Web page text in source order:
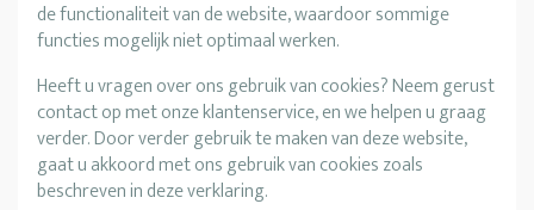
de functionaliteit van de website, waardoor sommige
functies mogelijk niet optimaal werken.
Heeft u vragen over ons gebruik van cookies? Neem gerust
contact op met onze klantenservice, en we helpen u graag
verder. Door verder gebruik te maken van deze website,
gaat u akkoord met ons gebruik van cookies zoals
beschreven in deze verklaring.